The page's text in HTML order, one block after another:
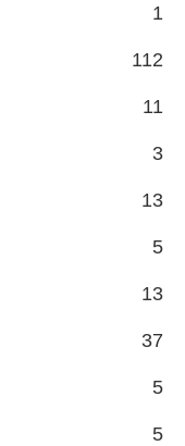
1
112
11
3
13
5
13
37
5
5